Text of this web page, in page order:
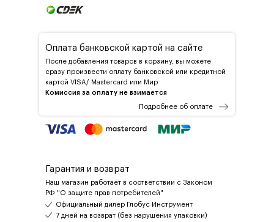
Оплата банковской картой на сайте
После добавления товаров в корзину, вы можете
сразу произвести оплату банковской или кредитной
картой VISA/ Mastercard или Мир
Комиссия за оплату не взимается
Подробнее об оплате
Гарантия и возврат
Наш магазин работает в соответствии с Законом
РФ "О защите прав потребителей"
Официальный дилер Глобус Инструмент
7 дней на возврат (без нарушения упаковки)